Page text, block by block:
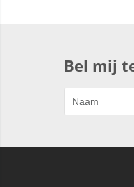
Bel mij